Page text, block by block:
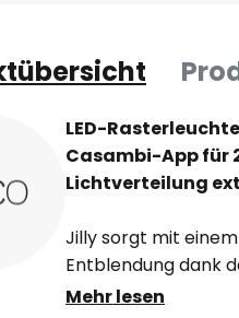
LED-
Casambi-App für
Lichtverteilung
Jilly sorgt mit
Entblendung dank
Polymer und des
Mehr lesen